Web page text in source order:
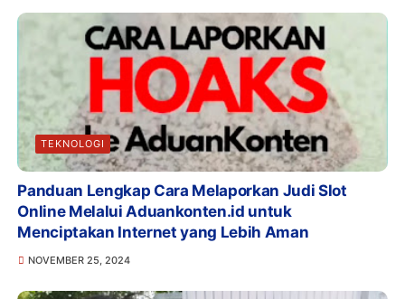
TEKNOLOGI
Panduan Lengkap Cara Melaporkan Judi Slot
Online Melalui Aduankonten.id untuk
Menciptakan Internet yang Lebih Aman
NOVEMBER 25, 2024